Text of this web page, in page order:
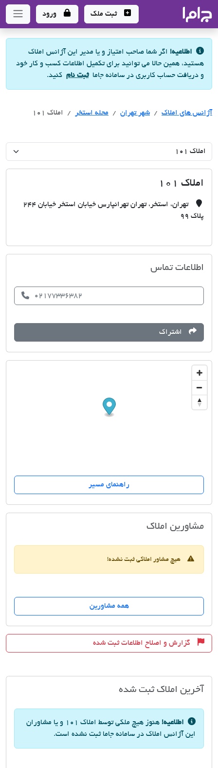
- سامانه جامع املاک و مشاورین املاک
ثبت ملک ورود
اطلاعیه! اگر شما صاحب امتیاز و یا مدیر این آژانس املاک
هستید، همین حالا می توانید برای تکمیل اطلاعات کسب و کار خود
و دریافت حساب کاربری در سامانه جاماثبت نام کنید.
آژانس های املاک آژانس های املاک
شهر تهران آژانس های املاک
محله استخر املاک ١0١
املاک ١0١
تهران، استخر، تهران تهرانپارس خیابان استخر خیابان 244
پلاک 99
اطلاعات تماس
02177336382
اشتراک
راهنمای مسیر
مشاورین املاکاملاک ١0١
هیچ مشاور املاکی ثبت نشده!
همه مشاورین
گزارش و اصلاح اطلاعات ثبت شده
آخرین املاک ثبت شده
اطلاعیه!
هنوز هیچ ملکی توسط املاک ١0١ و یا مشاوران
این آژانس املاک در سامانه جاما ثبت نشده است.